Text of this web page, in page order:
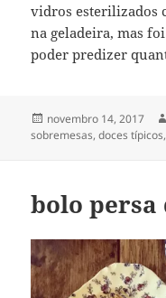
vidros esterilizados
na geladeira, mas
poder predizer
Publicado
em
novembro 14, 2017
sobremesas,doces típicos
bolo